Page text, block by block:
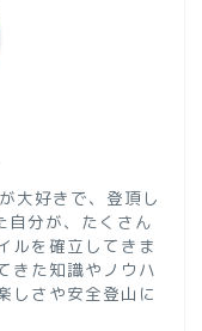
大好きで、登頂し
自分が、たくさん
ルを確立してきま
きた知識やノウハ
しさや安全登山に